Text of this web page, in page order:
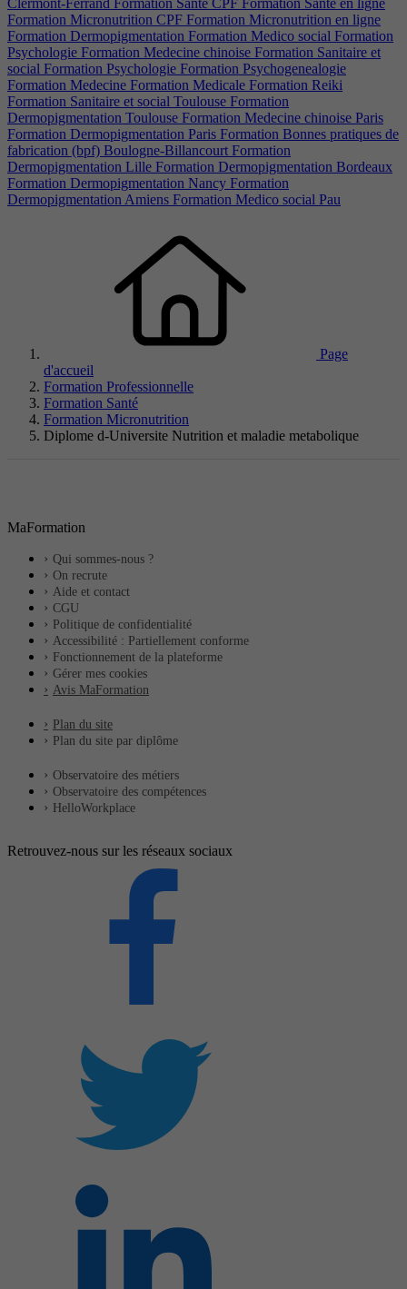
Clermont-Ferrand Formation Santé CPF Formation Santé en ligne
Formation Micronutrition CPF Formation Micronutrition en ligne
Formation Dermopigmentation Formation Medico social Formation
Psychologie Formation Medecine chinoise Formation Sanitaire et
social Formation Psychologie Formation Psychogenealogie
Formation Medecine Formation Medicale Formation Reiki
Formation Sanitaire et social Toulouse Formation
Dermopigmentation Toulouse Formation Medecine chinoise Paris
Formation Dermopigmentation Paris Formation Bonnes pratiques de
fabrication (bpf) Boulogne-Billancourt Formation
Dermopigmentation Lille Formation Dermopigmentation Bordeaux
Formation Dermopigmentation Nancy Formation
Dermopigmentation Amiens Formation Medico social Pau
Page
d'accueil
Formation Professionnelle
Formation Santé
Formation Micronutrition
Diplome d-Universite Nutrition et maladie metabolique
MaFormation
Qui sommes-nous ?
On recrute
Aide et contact
CGU
Politique de confidentialité
Accessibilité : Partiellement conforme
Fonctionnement de la plateforme
Gérer mes cookies
Avis MaFormation
Plan du site
Plan du site par diplôme
Observatoire des métiers
Observatoire des compétences
HelloWorkplace
Retrouvez-nous sur les réseaux sociaux